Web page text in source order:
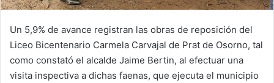
Un 5,9% de avance registran las obras de reposición del
Liceo Bicentenario Carmela Carvajal de Prat de Osorno, tal
como constató el alcalde Jaime Bertin, al efectuar una
visita inspectiva a dichas faenas, que ejecuta el municipio